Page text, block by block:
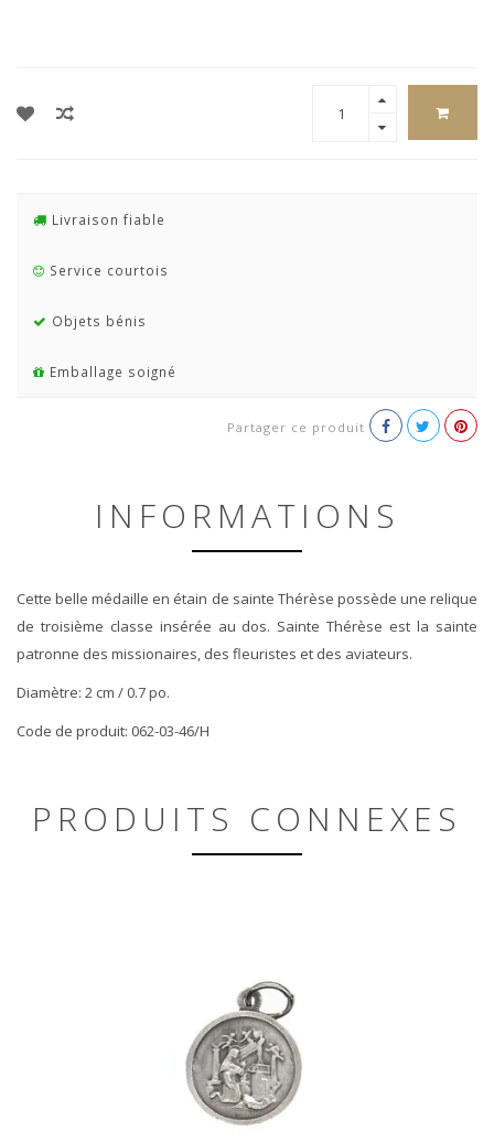
Livraison fiable
Service courtois
Objets bénis
Emballage soigné
Partager ce produit
INFORMATIONS
Cette belle médaille en étain de sainte Thérèse possède une relique
de troisième classe insérée au dos. Sainte Thérèse est la sainte
patronne des missionaires, des fleuristes et des aviateurs.
Diamètre: 2 cm / 0.7 po.
Code de produit: 062-03-46/H
PRODUITS CONNEXES